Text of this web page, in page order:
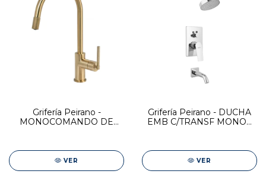
Grifería Peirano -
MONOCOMANDO DE
VER
Grifería Peirano - DUCHA
EMB C/TRANSF MONOC
VER